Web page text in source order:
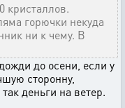
кристаллов.
горючки некуда
ни к чему. В
до осени, если у
сторонну,
деньги на ветер.